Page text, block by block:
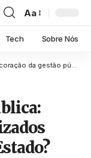
Aa
Tech Sobre Nós
da gestão pública: como projetos humanizados redefinem o papel do Estado?